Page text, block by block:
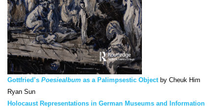
Gottfried’s Poesiealbum as a Palimpsestic Object by Cheuk Him
Ryan Sun
Holocaust Representations in German Museums and Information